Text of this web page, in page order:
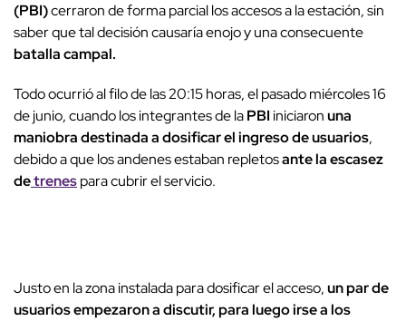
(PBI)cerraron de forma parcial los accesos a la estación, sin
saber que tal decisión causaría enojo y una consecuente
batalla campal.
Todo ocurrió al filo de las 20:15 horas, el pasado miércoles 16
de junio, cuando los integrantes de laPBIiniciaronuna
maniobra destinada a dosificar el ingreso de usuarios,
debido a que los andenes estaban repletosante la escasez
detrenespara cubrir el servicio.
Justo en la zona instalada para dosificar el acceso,un par de
usuarios empezaron a discutir, para luego irse a los